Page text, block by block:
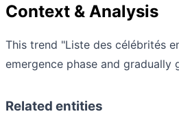
Context & Analysis
This trend "Liste des célébrités
emergence phase and gradually
Related entities